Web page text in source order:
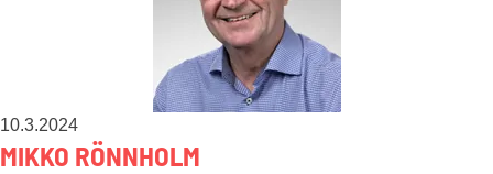
10.3.2024
MIKKO RÖNNHOLM